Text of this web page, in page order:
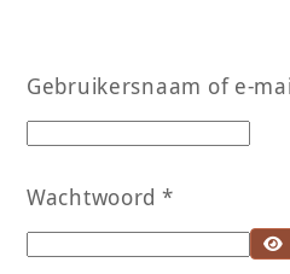
Gebruikersnaam of e-
Wachtwoord *Vereist